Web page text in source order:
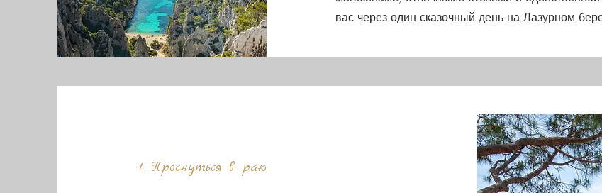
вас через один сказочный день на Лазурном
1. Проснуться в раю